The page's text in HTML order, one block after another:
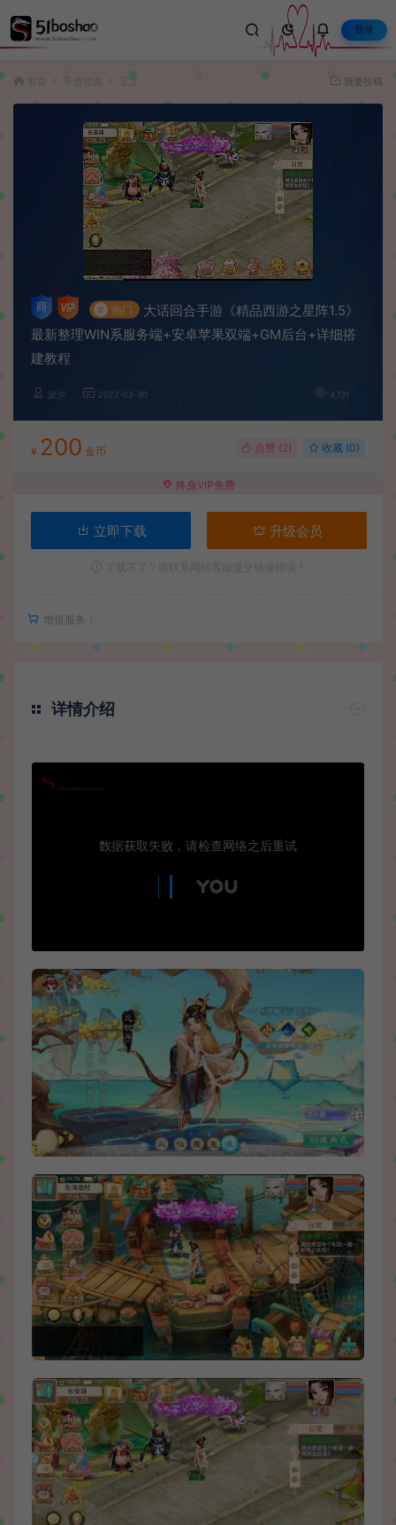
登录
手游资源 正文 我要投稿
# 热门
大话回合手游《精品西游之星阵1.5》
最新整理WIN系服务端+安卓苹果双端+GM后台+详细搭
建教程
波少 2022-03-30 4,131
¥ 200 金币 点赞 (2) 收藏 (0)
终身VIP免费
立即下载 升级会员
增值服务：
详情介绍